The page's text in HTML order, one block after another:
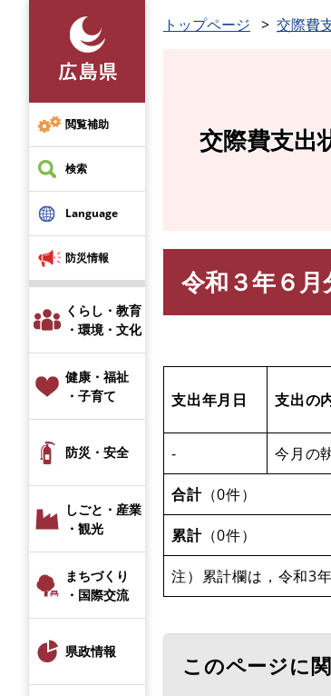
先
頭
で
す
閲覧補助
検索
Language
防災情報
くらし・教育
・環境・文化
健康・福祉
・子育て
防災・安全
しごと・産業
・観光
まちづくり
・国際交流
県政情報
トップページ 交際費
交際費支出
令和３年６月
支出年月日 支出の
- 今月の
合計（0件）
累計（0件）
注）累計欄は，令和3
このページに